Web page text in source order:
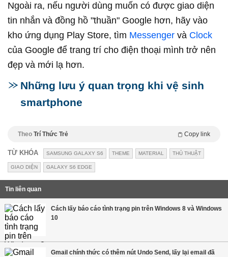
Ngoài ra, nếu người dùng muốn có được giao diện
tin nhắn và đồng hồ "thuần" Google hơn, hãy vào
kho ứng dụng Play Store, tìm Messenger và Clock
của Google để trang trí cho điện thoại mình trở nên
đẹp và mới lạ hơn.
Những lưu ý quan trọng khi vệ sinh
smartphone
Theo Trí Thức Trẻ Copy link
TỪ KHÓA SAMSUNG GALAXY S6 THEME MATERIAL THỦ THUẬT
GIAO DIỆN GALAXY S6 EDGE
Tin liên quan
Cách lấy báo cáo tình trạng pin trên Windows 8 và Windows
10
Gmail chính thức có thêm nút Undo Send, lấy lại email đã